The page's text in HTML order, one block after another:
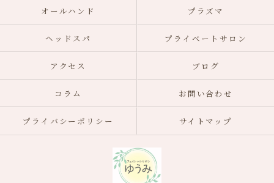
オールハンド プラズマ
ヘッドスパ プライベートサロン
アクセス ブログ
コラム お問い合わせ
プライバシーポリシー サイトマップ